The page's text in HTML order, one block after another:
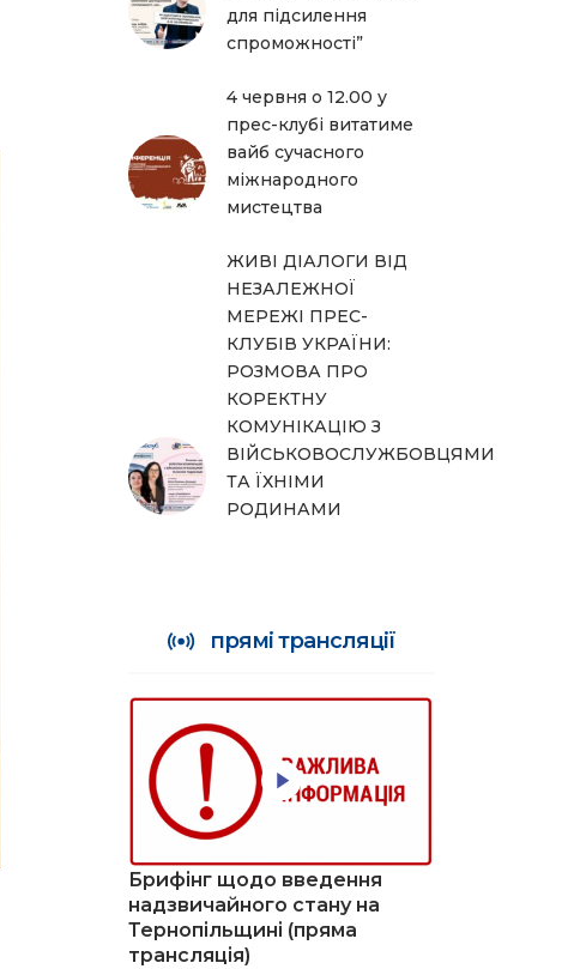
для підсилення
спроможності”
4 червня о 12.00 у
прес-клубі витатиме
вайб сучасного
міжнародного
мистецтва
ЖИВІ ДІАЛОГИ ВІД
НЕЗАЛЕЖНОЇ
МЕРЕЖІ ПРЕС-
КЛУБІВ УКРАЇНИ:
РОЗМОВА ПРО
КОРЕКТНУ
КОМУНІКАЦІЮ З
ВІЙСЬКОВОСЛУЖБОВЦЯМИ
ТА ЇХНІМИ
РОДИНАМИ
прямі трансляції
Брифінг щодо введення
надзвичайного стану на
Тернопільщині (пряма
трансляція)